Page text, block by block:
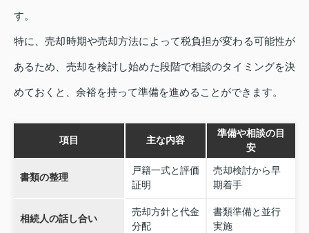
す。
特に、売却時期や売却方法によって税負担が変わる可能性が
あるため、売却を検討し始めた段階で相談のタイミングを決
めておくと、余裕を持って準備を進めることができます。
項目 主な内容
準備や相談の目
安
書類の整理
戸籍一式と評価
証明
売却検討から早
期着手
相続人の話し合い
売却方針と代金
分配
書類準備と並行
実施